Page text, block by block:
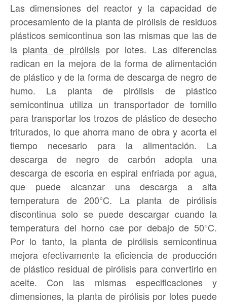
Las dimensiones del reactor y la capacidad de
procesamiento de la planta de pirólisis de residuos
plásticos semicontinua son las mismas que las de
la planta de pirólisis por lotes. Las diferencias
radican en la mejora de la forma de alimentación
de plástico y de la forma de descarga de negro de
humo. La planta de pirólisis de plástico
semicontinua utiliza un transportador de tornillo
para transportar los trozos de plástico de desecho
triturados, lo que ahorra mano de obra y acorta el
tiempo necesario para la alimentación. La
descarga de negro de carbón adopta una
descarga de escoria en espiral enfriada por agua,
que puede alcanzar una descarga a alta
temperatura de 200°C. La planta de pirólisis
discontinua solo se puede descargar cuando la
temperatura del horno cae por debajo de 50°C.
Por lo tanto, la planta de pirólisis semicontinua
mejora efectivamente la eficiencia de producción
de plástico residual de pirólisis para convertirlo en
aceite. Con las mismas especificaciones y
dimensiones, la planta de pirólisis por lotes puede